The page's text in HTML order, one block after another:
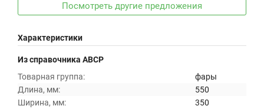
Посмотреть другие предложения
Характеристики
Из справочника ABCP
Товарная группа:
фары
Длина, мм:
550
Ширина, мм:
350